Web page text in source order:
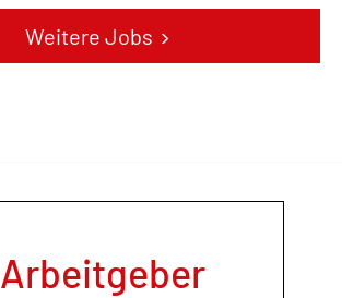
Weitere Jobs
Arbeitgeber